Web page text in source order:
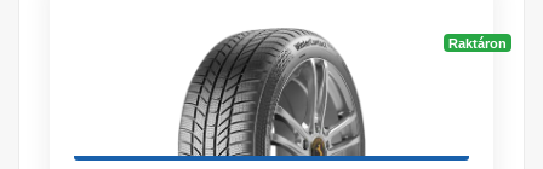
Raktáron